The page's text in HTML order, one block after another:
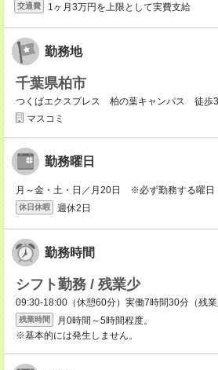
交通費 1ヶ月3万円を上限として実費支給
勤務地
千葉県柏市
つくばエクスプレス 柏の葉キャンパス 徒歩
マスコミ
勤務曜日
月～金・土・日／月20日 ※必ず勤務する曜日
休日休暇 週休2日
勤務時間
シフト勤務 / 残業少
09:30-18:00（休憩60分）実働7時間30分（残業
残業時間
月0時間～5時間程度。
※基本的には発生しません。